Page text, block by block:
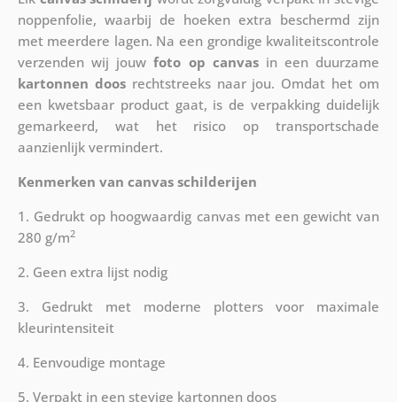
noppenfolie, waarbij de hoeken extra beschermd zijn
met meerdere lagen. Na een grondige kwaliteitscontrole
verzenden wij jouwfoto op canvasin een duurzame
kartonnen doosrechtstreeks naar jou. Omdat het om
een kwetsbaar product gaat, is de verpakking duidelijk
gemarkeerd, wat het risico op transportschade
aanzienlijk vermindert.
Kenmerken van canvas schilderijen
1. Gedrukt op hoogwaardig canvas met een gewicht van
280 g/m2
2. Geen extra lijst nodig
3. Gedrukt met moderne plotters voor maximale
kleurintensiteit
4. Eenvoudige montage
5. Verpakt in een stevige kartonnen doos